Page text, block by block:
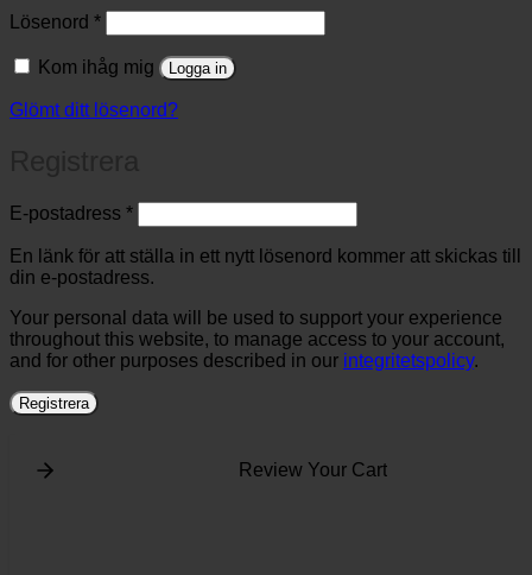
Lösenord *Obligatoriskt
Kom ihåg mig Logga in
Glömt ditt lösenord?
E-postadress *Obligatoriskt
En länk för att ställa in ett nytt lösenord kommer att skickas till
din e-postadress.
Your personal data will be used to support your experience
throughout this website, to manage access to your account,
and for other purposes described in our integritetspolicy.
Registrera
Review Your Cart